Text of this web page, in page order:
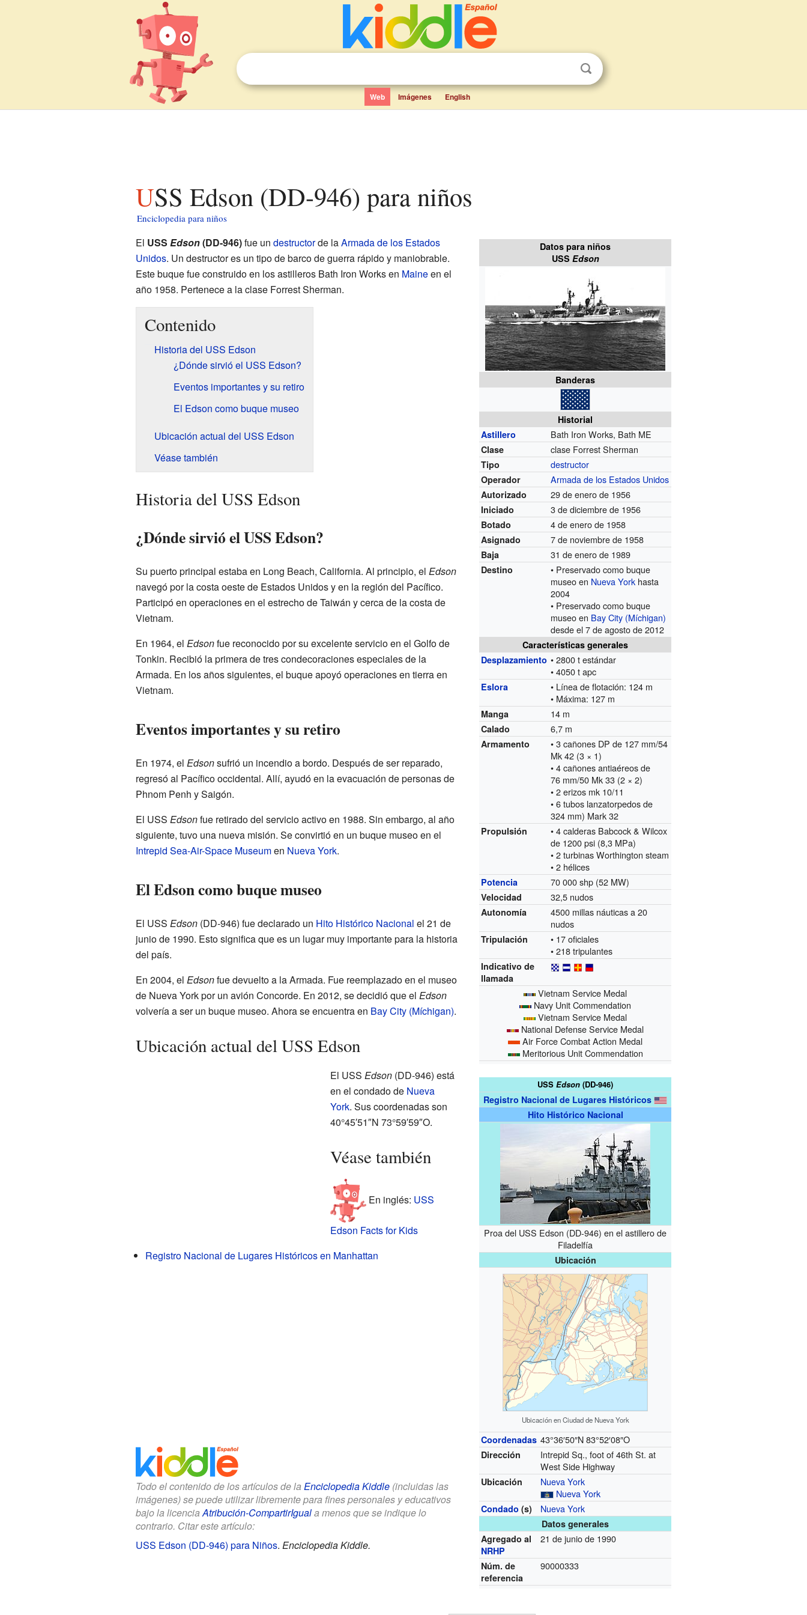
Web Imágenes English
USS Edson (DD-946) para niños
Enciclopedia para niños
Datos para niños
USS Edson
Banderas
Historial
Astillero
Bath Iron Works, Bath ME
Clase clase Forrest Sherman
Tipo destructor
Operador Armada de los Estados Unidos
Autorizado 29 de enero de 1956
Iniciado 3 de diciembre de 1956
Botado 4 de enero de 1958
Asignado 7 de noviembre de 1958
Baja 31 de enero de 1989
Destino
• Preservado como buque
museo en Nueva York hasta
2004
• Preservado como buque
museo en Bay City (Míchigan)
desde el 7 de agosto de 2012
Características generales
Desplazamiento • 2800 t estándar
• 4050 t apc
Eslora
• Línea de flotación: 124 m
• Máxima: 127 m
Manga 14 m
Calado 6,7 m
Armamento
• 3 cañones DP de 127 mm/54
Mk 42 (3 × 1)
• 4 cañones antiaéreos de
76 mm/50 Mk 33 (2 × 2)
• 2 erizos mk 10/11
• 6 tubos lanzatorpedos de
324 mm) Mark 32
Propulsión
• 4 calderas Babcock & Wilcox
de 1200 psi (8,3 MPa)
• 2 turbinas Worthington steam
• 2 hélices
Potencia 70 000 shp (52 MW)
Velocidad 32,5 nudos
Autonomía
4500 millas náuticas a 20
nudos
Tripulación
• 17 oficiales
• 218 tripulantes
Indicativo de
llamada
Vietnam Service Medal
Navy Unit Commendation
Vietnam Service Medal
National Defense Service Medal
Air Force Combat Action Medal
Meritorious Unit Commendation
USSEdson (DD-946)
Registro Nacional de Lugares Históricos
Hito Histórico Nacional
Proa del USS Edson (DD-946) en el astillero de
Filadelfía
Ubicación
Ubicación en Ciudad de Nueva York
Coordenadas 43°36′50″N 83°52′08″O
Dirección
Intrepid Sq., foot of 46th St. at
West Side Highway
Ubicación
Nueva York
Nueva York
Condado (s) Nueva York
Datos generales
Agregado al
NRHP
21 de junio de 1990
Núm. de
referencia
90000333
El USS Edson(DD-946)fue un destructorde laArmada de los Estados
Unidos. Un destructor es un tipo de barco de guerra rápido y maniobrable.
Este buque fue construido en los astilleros Bath Iron Works en Maineen el
año 1958. Pertenece a la clase Forrest Sherman.
Contenido
Historia del USS Edson
¿Dónde sirvió el USS Edson?
Eventos importantes y su retiro
El Edson como buque museo
Ubicación actual del USS Edson
Véase también
Historia del USS Edson
¿Dónde sirvió el USS Edson?
Su puerto principal estaba en Long Beach, California. Al principio, el Edson
navegó por la costa oeste de Estados Unidos y en la región del Pacífico.
Participó en operaciones en el estrecho de Taiwán y cerca de la costa de
Vietnam.
En 1964, el Edsonfue reconocido por su excelente servicio en el Golfo de
Tonkin. Recibió la primera de tres condecoraciones especiales de la
Armada. En los años siguientes, el buque apoyó operaciones en tierra en
Vietnam.
Eventos importantes y su retiro
En 1974, el Edsonsufrió un incendio a bordo. Después de ser reparado,
regresó al Pacífico occidental. Allí, ayudó en la evacuación de personas de
Phnom Penh y Saigón.
El USS Edsonfue retirado del servicio activo en 1988. Sin embargo, al año
siguiente, tuvo una nueva misión. Se convirtió en un buque museo en el
Intrepid Sea-Air-Space Museumen Nueva York.
El Edson como buque museo
El USS Edson(DD-946) fue declarado un Hito Histórico Nacional el 21 de
junio de 1990. Esto significa que es un lugar muy importante para la historia
del país.
En 2004, el Edsonfue devuelto a la Armada. Fue reemplazado en el museo
de Nueva York por un avión Concorde. En 2012, se decidió que el Edson
volvería a ser un buque museo. Ahora se encuentra en Bay City (Míchigan).
Ubicación actual del USS Edson
El USS Edson(DD-946) está
en el condado de Nueva
York. Sus coordenadas son
40°45′51″N 73°59′59″O.
Véase también
En inglés: USS
Edson Facts for Kids
Registro Nacional de Lugares Históricos en Manhattan
Todo el contenido de los artículos de la Enciclopedia Kiddle(incluidas las
imágenes) se puede utilizar libremente para fines personales y educativos
bajo la licenciaAtribución-CompartirIguala menos que se indique lo
contrario. Citar este artículo:
USS Edson (DD-946) para Niños. Enciclopedia Kiddle.